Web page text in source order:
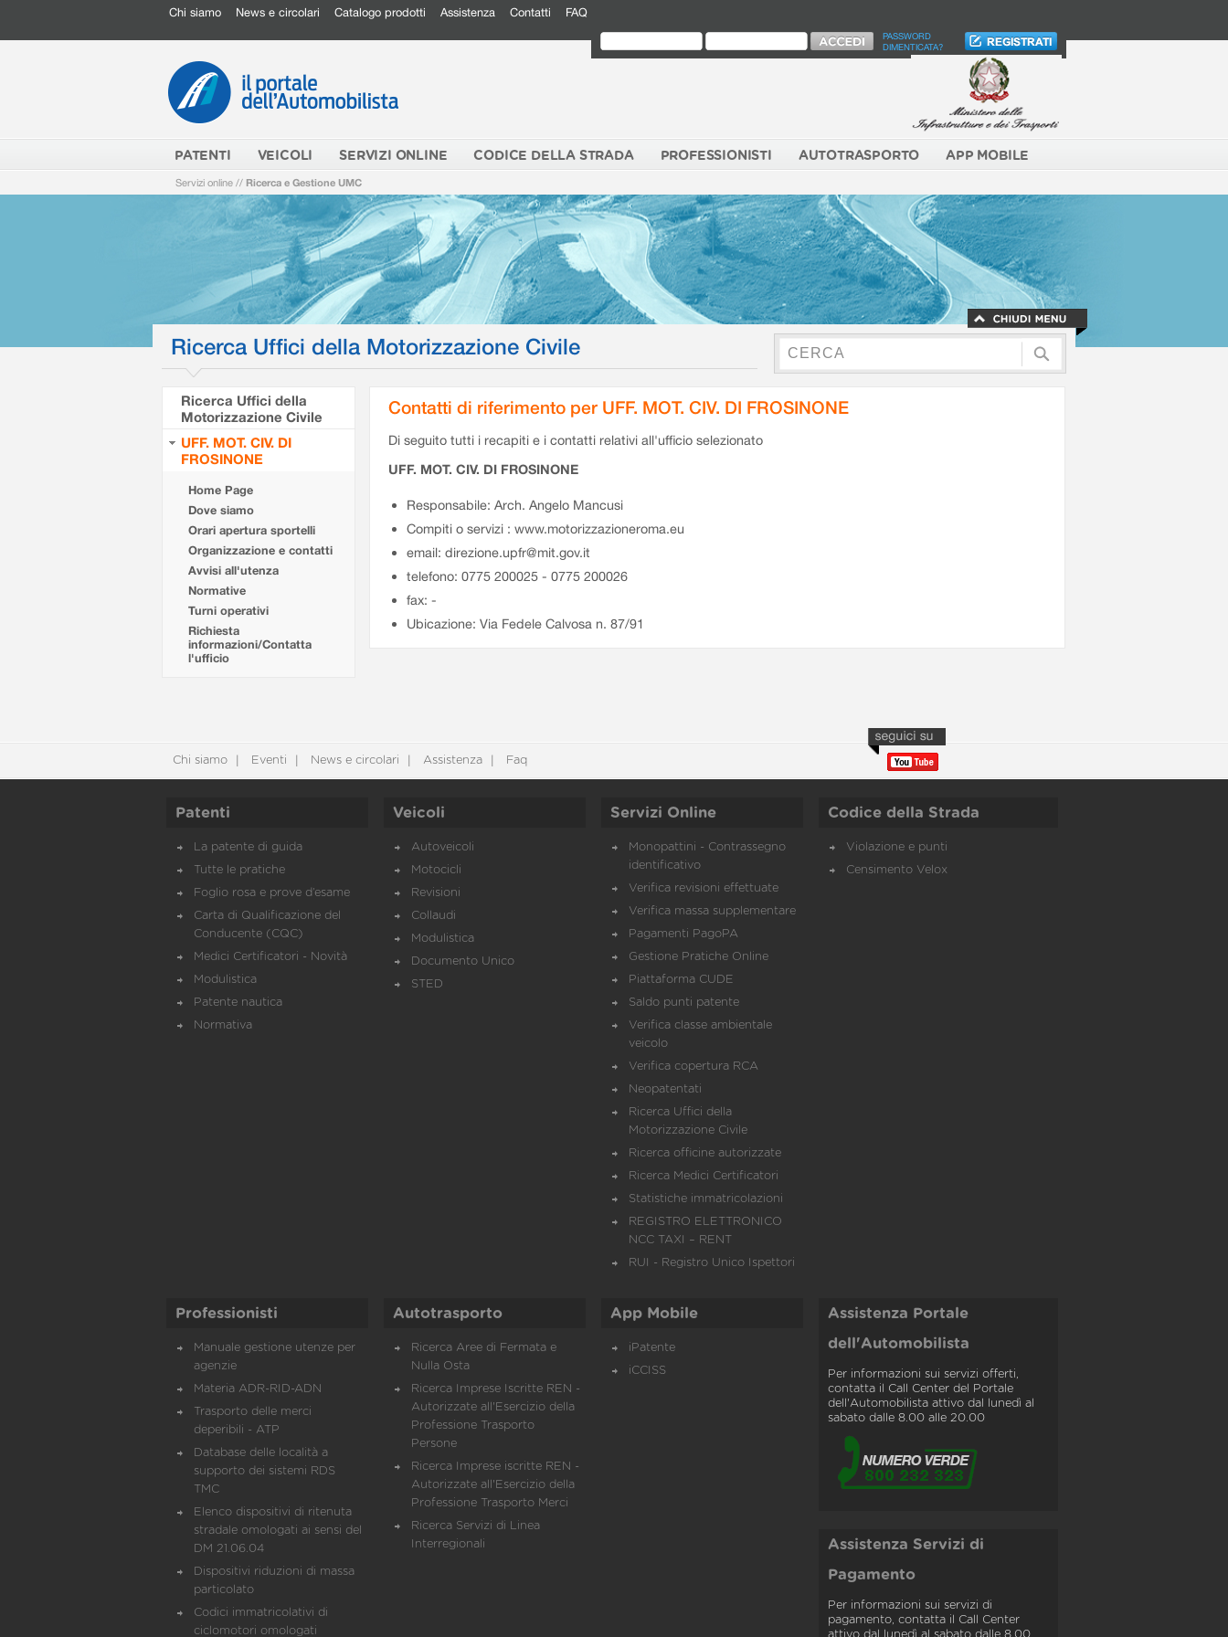
Chi siamo News e circolari Catalogo prodotti Assistenza Contatti FAQ
PASSWORD
DIMENTICATA?
PATENTI VEICOLI SERVIZI ONLINE CODICE DELLA STRADA PROFESSIONISTI AUTOTRASPORTO APP MOBILE
Servizi online // Ricerca e Gestione UMC
Ricerca Uffici della Motorizzazione Civile
Ricerca Uffici della
Motorizzazione Civile
UFF. MOT. CIV. DI
FROSINONE
Home Page
Dove siamo
Orari apertura sportelli
Organizzazione e contatti
Avvisi all'utenza
Normative
Turni operativi
Richiesta
informazioni/Contatta
l'ufficio
Contatti di riferimento per UFF. MOT. CIV. DI FROSINONE
Di seguito tutti i recapiti e i contatti relativi all'ufficio selezionato
UFF. MOT. CIV. DI FROSINONE
Responsabile: Arch. Angelo Mancusi
Compiti o servizi : www.motorizzazioneroma.eu
email: direzione.upfr@mit.gov.it
telefono: 0775 200025 - 0775 200026
fax: -
Ubicazione: Via Fedele Calvosa n. 87/91
Chi siamo Eventi News e circolari Assistenza Faq
Patenti
La patente di guida
Tutte le pratiche
Foglio rosa e prove d’esame
Carta di Qualificazione del
Conducente (CQC)
Medici Certificatori - Novità
Modulistica
Patente nautica
Normativa
Veicoli
Autoveicoli
Motocicli
Revisioni
Collaudi
Modulistica
Documento Unico
STED
Servizi Online
Monopattini - Contrassegno
identificativo
Verifica revisioni effettuate
Verifica massa supplementare
Pagamenti PagoPA
Gestione Pratiche Online
Piattaforma CUDE
Saldo punti patente
Verifica classe ambientale
veicolo
Verifica copertura RCA
Neopatentati
Ricerca Uffici della
Motorizzazione Civile
Ricerca officine autorizzate
Ricerca Medici Certificatori
Statistiche immatricolazioni
REGISTRO ELETTRONICO
NCC TAXI – RENT
RUI - Registro Unico Ispettori
Codice della Strada
Violazione e punti
Censimento Velox
Professionisti
Manuale gestione utenze per
agenzie
Materia ADR-RID-ADN
Trasporto delle merci
deperibili - ATP
Database delle località a
supporto dei sistemi RDS
TMC
Elenco dispositivi di ritenuta
stradale omologati ai sensi del
DM 21.06.04
Dispositivi riduzioni di massa
particolato
Codici immatricolativi di
ciclomotori omologati
Autotrasporto
Ricerca Aree di Fermata e
Nulla Osta
Ricerca Imprese Iscritte REN -
Autorizzate all'Esercizio della
Professione Trasporto
Persone
Ricerca Imprese iscritte REN -
Autorizzate all'Esercizio della
Professione Trasporto Merci
Ricerca Servizi di Linea
Interregionali
App Mobile
iPatente
iCCISS
Assistenza Portale
dell'Automobilista
Per informazioni sui servizi offerti,
contatta il Call Center del Portale
dell'Automobilista attivo dal lunedì al
sabato dalle 8.00 alle 20.00
Assistenza Servizi di
Pagamento
Per informazioni sui servizi di
pagamento, contatta il Call Center